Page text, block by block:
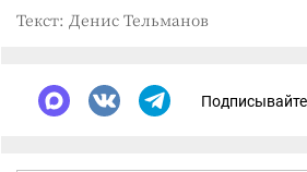
Текст: Денис Тельманов